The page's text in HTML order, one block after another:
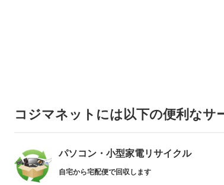
コジマネットには以下の便利なサ
パソコン・小型家電リサイクル
自宅から宅配便で回収します